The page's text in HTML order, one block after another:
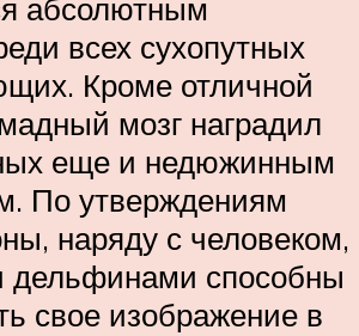
абсолютным
всех сухопутных
Кроме отличной
мозг наградил
еще и недюжинным
По утверждениям
наряду с человеком,
дельфинами способны
свое изображение в